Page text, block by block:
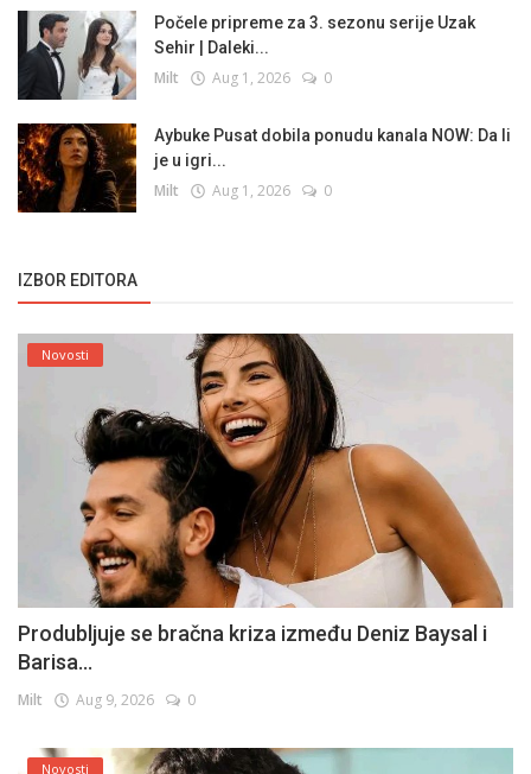
Počele pripreme za 3. sezonu serije Uzak
Sehir | Daleki...
Milt Aug 1, 2026 0
Aybuke Pusat dobila ponudu kanala NOW: Da li
je u igri...
Milt Aug 1, 2026 0
IZBOR EDITORA
Novosti
Produbljuje se bračna kriza između Deniz Baysal i
Barisa...
Milt Aug 9, 2026 0
Novosti